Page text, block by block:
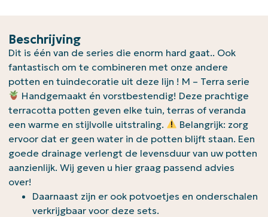
Beschrijving
Dit is één van de series die enorm hard gaat.. Ook
fantastisch om te combineren met onze andere
potten en tuindecoratie uit deze lijn ! M – Terra serie
Handgemaakt én vorstbestendig! Deze prachtige
terracotta potten geven elke tuin, terras of veranda
een warme en stijlvolle uitstraling.
Belangrijk: zorg
ervoor dat er geen water in de potten blijft staan. Een
goede drainage verlengt de levensduur van uw potten
aanzienlijk. Wij geven u hier graag passend advies
over!
Daarnaast zijn er ook potvoetjes en onderschalen
verkrijgbaar voor deze sets.